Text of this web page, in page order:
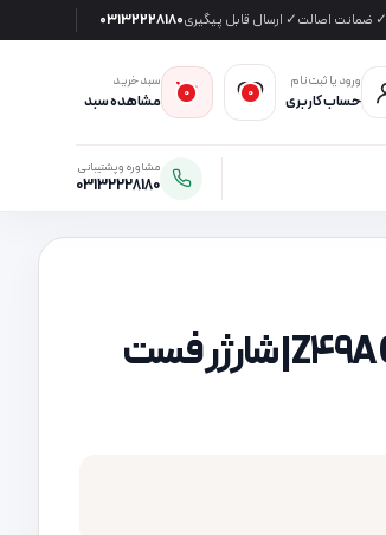
✓ ضمانت اصالت✓ ارسال قابل پیگیری03132228180
ورود یا ثبت‌نام
حساب کاربری 0
0
سبد خرید
مشاهده سبد
مشاوره و پشتیبانی
03132228180
شارژر فندکی هوکو Z49A QC3.0 | شارژر فست